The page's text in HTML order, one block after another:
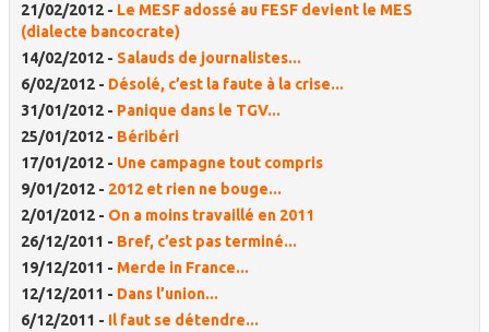
21/02/2012 - Le MESF adossé au FESF devient le MES
(dialecte bancocrate)
14/02/2012 - Salauds de journalistes...
6/02/2012 - Désolé, c’est la faute à la crise...
31/01/2012 - Panique dans le TGV...
25/01/2012 - Béribéri
17/01/2012 - Une campagne tout compris
9/01/2012 - 2012 et rien ne bouge...
2/01/2012 - On a moins travaillé en 2011
26/12/2011 - Bref, c’est pas terminé...
19/12/2011 - Merde in France...
12/12/2011 - Dans l’union...
6/12/2011 - Il faut se détendre...